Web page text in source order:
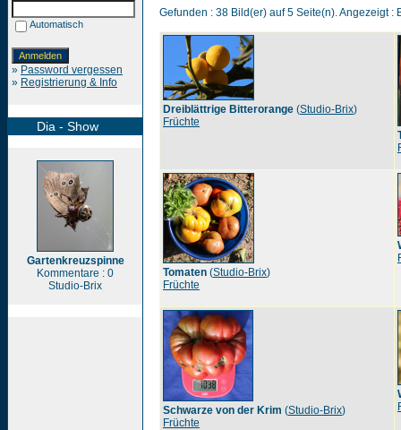
Automatisch
» Password vergessen
» Registrierung & Info
Dia - Show
Gartenkreuzspinne
Kommentare : 0
Studio-Brix
Gefunden : 38 Bild(er) auf 5 Seite(n). Angezeigt :
Dreiblättrige Bitterorange (Studio-Brix)
Früchte
Tomaten (Studio-Brix)
Früchte
Schwarze von der Krim (Studio-Brix)
Früchte